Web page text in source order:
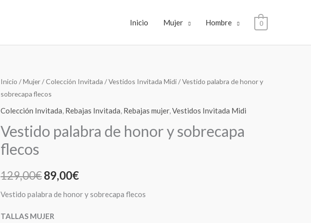
Inicio Mujer Hombre 0
Inicio /Mujer/Colección Invitada /Vestidos Invitada Midi/ Vestido palabra de honor y
sobrecapa flecos
Colección Invitada, Rebajas Invitada, Rebajas mujer,Vestidos Invitada Midi
Vestido palabra de honor y sobrecapa
flecos
129,00€
El
precio
original
89,00€
El
precio
actual
Vestido palabra de honor y sobrecapa flecos
TALLAS MUJER
Vestido
palabra
de
y
sobrecapa
cantidad